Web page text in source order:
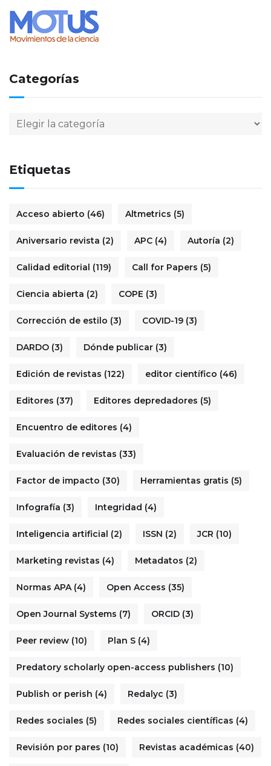
Categorías
Etiquetas
Acceso abierto (46) Altmetrics (5)
Aniversario revista (2) APC (4) Autoría (2)
Calidad editorial (119) Call for Papers (5)
Ciencia abierta (2) COPE (3)
Corrección de estilo (3) COVID-19 (3)
DARDO (3) Dónde publicar (3)
Edición de revistas (122) editor científico (46)
Editores (37) Editores depredadores (5)
Encuentro de editores (4)
Evaluación de revistas (33)
Factor de impacto (30) Herramientas gratis (5)
Infografía (3) Integridad (4)
Inteligencia artificial (2) ISSN (2) JCR (10)
Marketing revistas (4) Metadatos (2)
Normas APA(4) Open Access (35)
Open Journal Systems (7) ORCID (3)
Peer review (10) Plan S (4)
Predatory scholarly open-access publishers (10)
Publish or perish (4) Redalyc (3)
Redes sociales (5) Redes sociales científicas (4)
Revisión por pares (10) Revistas académicas (40)